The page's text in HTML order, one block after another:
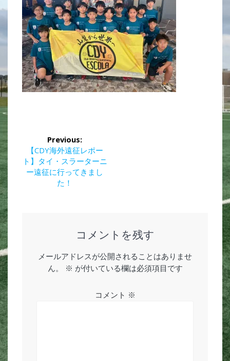
投
稿
ビ
ゲ
ー
シ
ョ
ン
Previous:
Previous
post:
【CDY海外遠征レポー
ト】タイ・スラーターニ
ー遠征に行ってきまし
た！
コメントを残す
メールアドレスが公開されることはありませ
ん。
※ が付いている欄は必須項目です
コメント ※